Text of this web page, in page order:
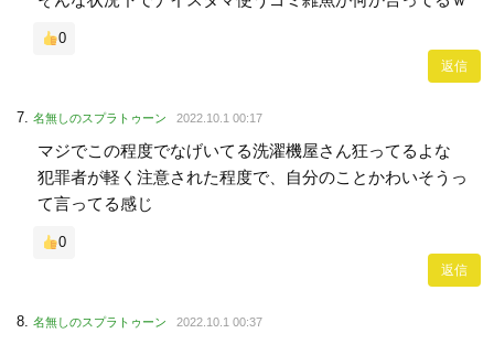
0
返信
名無しのスプラトゥーン 2022.10.1 00:17
マジでこの程度でなげいてる洗濯機屋さん狂ってるよな
犯罪者が軽く注意された程度で、自分のことかわいそうっ
て言ってる感じ
0
返信
名無しのスプラトゥーン 2022.10.1 00:37